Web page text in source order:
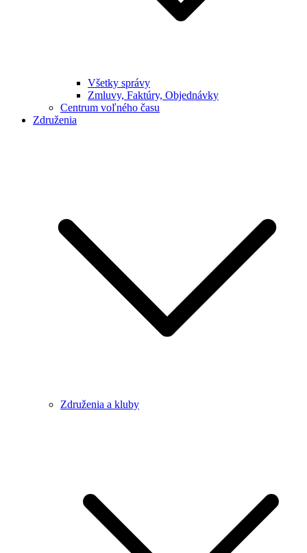
Všetky správy
Zmluvy, Faktúry, Objednávky
Centrum voľného času
Združenia
Združenia a kluby